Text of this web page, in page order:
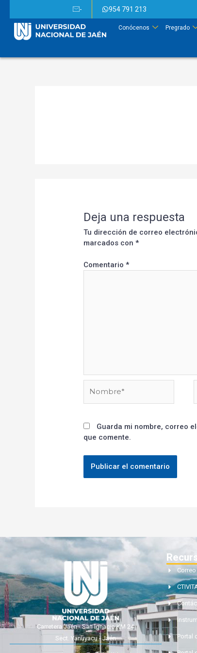
- 954 791 213
Conócenos Pregrado
Deja una respuesta
Tu dirección de correo
marcados con*
Comentario*
Guarda mi nombre, correo
que comente.
Carretera Jaén - San Ignacio KM 24
Sect. Yanuyacu - Jaén
Correo
Portal